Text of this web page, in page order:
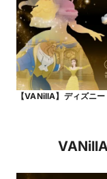
【VANillA】ディズニ
-真実の愛が咲くとき-